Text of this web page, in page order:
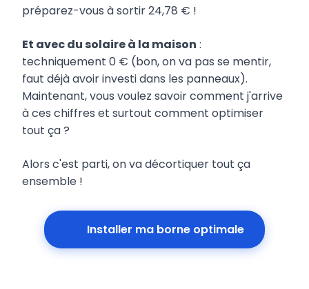
préparez-vous à sortir 24,78 € !
Et avec du solaire à la maison :
techniquement 0 € (bon, on va pas se mentir,
faut déjà avoir investi dans les panneaux).
Maintenant, vous voulez savoir comment j'arrive
à ces chiffres et surtout comment optimiser
tout ça ?
Alors c'est parti, on va décortiquer tout ça
ensemble !
Installer ma borne optimale